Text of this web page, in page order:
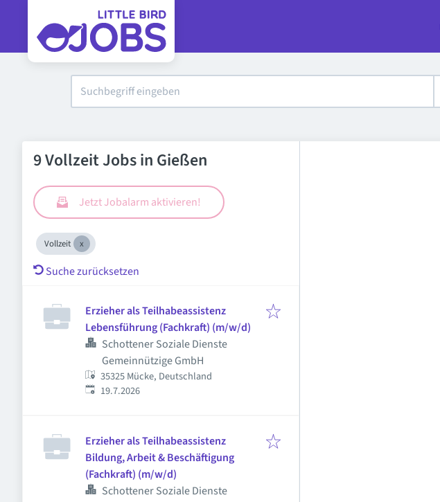
9 Vollzeit Jobs in Gießen
Jetzt Jobalarm aktivieren!
Vollzeit
Suche zurücksetzen
Erzieher als Teilhabeassistenz
Lebensführung (Fachkraft) (m/w/d)
Schottener Soziale Dienste
Gemeinnützige GmbH
35325 Mücke, Deutschland
Veröffentlicht
19.7.2026
Erzieher als Teilhabeassistenz
Bildung, Arbeit & Beschäftigung
(Fachkraft) (m/w/d)
Schottener Soziale Dienste